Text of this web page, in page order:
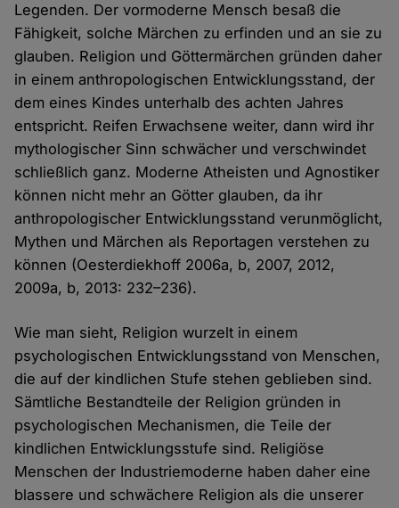
Legenden. Der vormoderne Mensch besaß die
Fähigkeit, solche Märchen zu erfinden und an sie zu
glauben. Religion und Göttermärchen gründen daher
in einem anthropologischen Entwicklungsstand, der
dem eines Kindes unterhalb des achten Jahres
entspricht. Reifen Erwachsene weiter, dann wird ihr
mythologischer Sinn schwächer und verschwindet
schließlich ganz. Moderne Atheisten und Agnostiker
können nicht mehr an Götter glauben, da ihr
anthropologischer Entwicklungsstand verunmöglicht,
Mythen und Märchen als Reportagen verstehen zu
können (Oesterdiekhoff 2006a, b, 2007, 2012,
2009a, b, 2013: 232–236).
Wie man sieht, Religion wurzelt in einem
psychologischen Entwicklungsstand von Menschen,
die auf der kindlichen Stufe stehen geblieben sind.
Sämtliche Bestandteile der Religion gründen in
psychologischen Mechanismen, die Teile der
kindlichen Entwicklungsstufe sind. Religiöse
Menschen der Industriemoderne haben daher eine
blassere und schwächere Religion als die unserer